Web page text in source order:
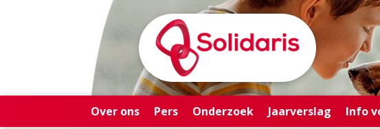
Over ons Pers Onderzoek Jaarverslag Info